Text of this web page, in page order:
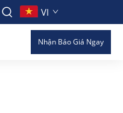
VI
Nhận Báo Giá Ngay